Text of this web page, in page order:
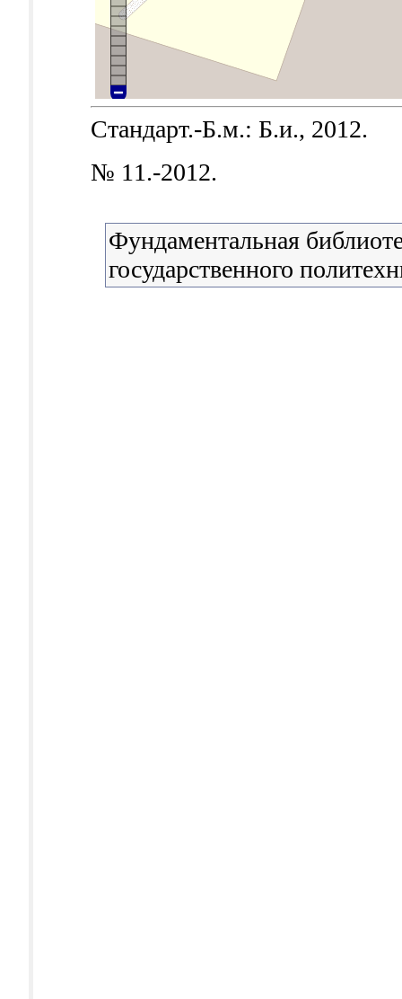
Стандарт.-Б.м.: Б.и., 2012.
№ 11.-2012.
Фундаментальная
государственного